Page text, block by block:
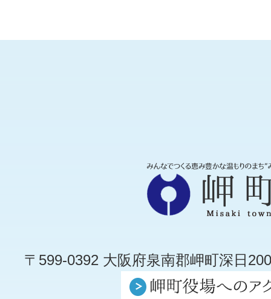
〒599-0392 大阪府泉南郡岬町深日